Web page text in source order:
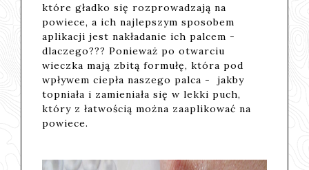
które gładko się rozprowadzają na
powiece, a ich najlepszym sposobem
aplikacji jest nakładanie ich palcem -
dlaczego??? Ponieważ po otwarciu
wieczka mają zbitą formułę, która pod
wpływem ciepła naszego palca - jakby
topniała i zamieniała się w lekki puch,
który z łatwością można zaaplikować na
powiece.